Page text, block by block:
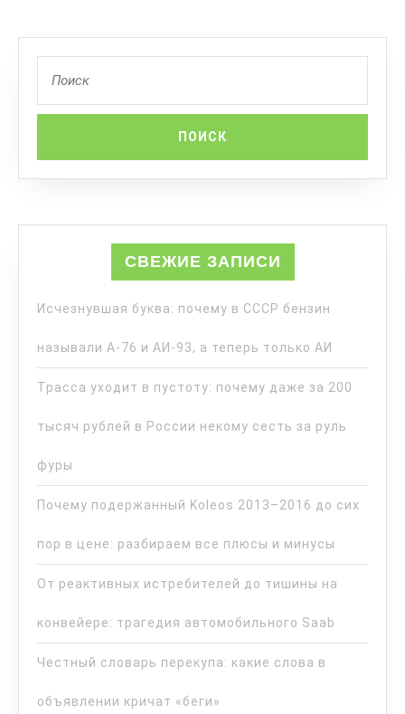
СВЕЖИЕ ЗАПИСИ
Исчезнувшая буква: почему в СССР бензин
называли А-76 и АИ-93, а теперь только АИ
Трасса уходит в пустоту: почему даже за 200
тысяч рублей в России некому сесть за руль
фуры
Почему подержанный Koleos 2013–2016 до сих
пор в цене: разбираем все плюсы и минусы
От реактивных истребителей до тишины на
конвейере: трагедия автомобильного Saab
Честный словарь перекупа: какие слова в
объявлении кричат «беги»